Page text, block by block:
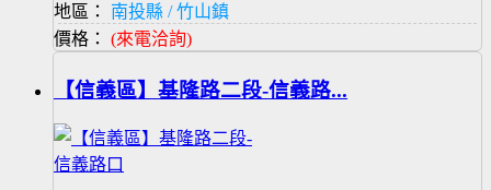
地區：
南投縣 / 竹山鎮
價格： (來電洽詢)
【信義區】基隆路二段-信義路...